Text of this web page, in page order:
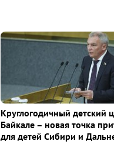
Круглогодичный детский
Байкале – новая точка
для детей Сибири и